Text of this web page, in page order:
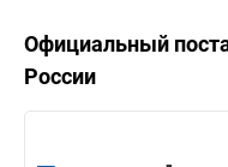
Официальный
России